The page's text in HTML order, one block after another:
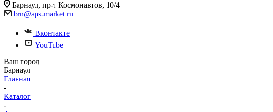
Барнаул, пр-т Космонавтов, 10/4
brn@aps-market.ru
Вконтакте
YouTube
Ваш город
Барнаул
Главная
-
Каталог
-